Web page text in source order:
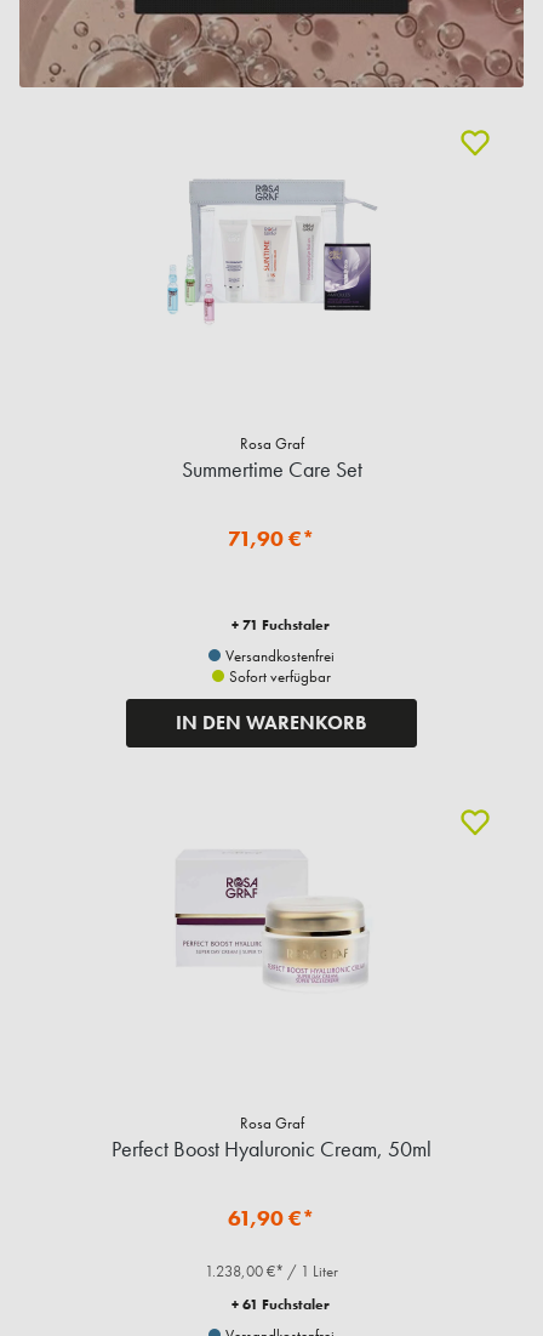
Rosa Graf
Summertime Care Set
71,90 €*
+ 71 Fuchstaler
Versandkostenfrei
Sofort verfügbar
IN DEN WARENKORB
Rosa Graf
Perfect Boost Hyaluronic Cream, 50ml
61,90 €*
1.238,00 €* / 1 Liter
+ 61 Fuchstaler